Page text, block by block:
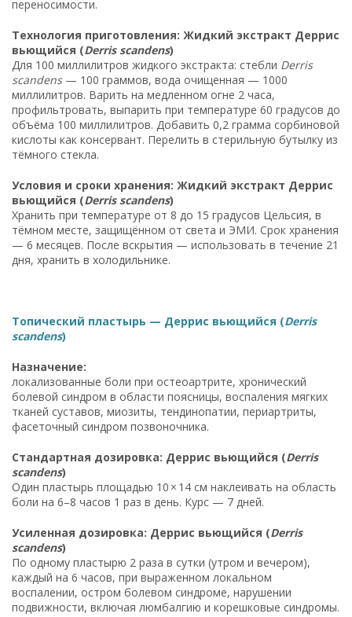
переносимости.
Технология приготовления: Жидкий экстракт Деррис
вьющийся (Derris scandens)
Для 100 миллилитров жидкого экстракта: стебли Derris
scandens— 100 граммов, вода очищенная — 1000
миллилитров. Варить на медленном огне 2 часа,
профильтровать, выпарить при температуре 60 градусов до
объёма 100 миллилитров. Добавить 0,2 грамма сорбиновой
кислоты как консервант. Перелить в стерильную бутылку из
тёмного стекла.
Условия и сроки хранения: Жидкий экстракт Деррис
вьющийся (Derris scandens)
Хранить при температуре от 8 до 15 градусов Цельсия, в
тёмном месте, защищённом от света и ЭМИ. Срок хранения
— 6 месяцев. После вскрытия — использовать в течение 21
дня, хранить в холодильнике.
Топический пластырь — Деррис вьющийся (Derris
scandens)
Назначение:
локализованные боли при остеоартрите, хронический
болевой синдром в области поясницы, воспаления мягких
тканей суставов, миозиты, тендинопатии, периартриты,
фасеточный синдром позвоночника.
Стандартная дозировка: Деррис вьющийся (Derris
scandens)
Один пластырь площадью 10 × 14 см наклеивать на область
боли на 6–8 часов 1 раз в день. Курс — 7 дней.
Усиленная дозировка: Деррис вьющийся (Derris
scandens)
По одному пластырю 2 раза в сутки (утром и вечером),
каждый на 6 часов, при выраженном локальном
воспалении, остром болевом синдроме, нарушении
подвижности, включая люмбалгию и корешковые синдромы.